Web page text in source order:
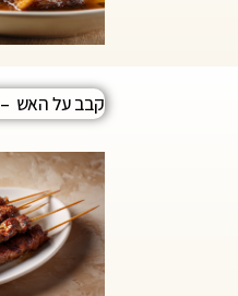
קבב על האש – 13.90 ש״ח